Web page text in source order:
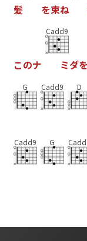
髪 を束ね
このナ
Cadd9
ミダを
G Cadd9 D
Cadd9 G